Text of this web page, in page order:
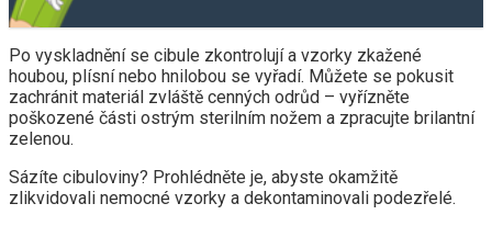
Po vyskladnění se cibule zkontrolují a vzorky zkažené
houbou, plísní nebo hnilobou se vyřadí. Můžete se pokusit
zachránit materiál zvláště cenných odrůd – vyřízněte
poškozené části ostrým sterilním nožem a zpracujte brilantní
zelenou.
Sázíte cibuloviny? Prohlédněte je, abyste okamžitě
zlikvidovali nemocné vzorky a dekontaminovali podezřelé.